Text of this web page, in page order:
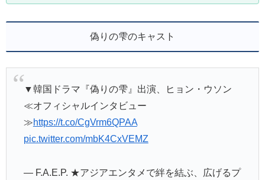
偽りの雫のキャスト
▼韓国ドラマ『偽りの雫』出演、ヒョン・ウソン
≪オフィシャルインタビュー
≫https://t.co/CgVrm6QPAA
pic.twitter.com/mbK4CxVEMZ
— F.A.E.P. ★アジアエンタメで絆を結ぶ、広げるプ